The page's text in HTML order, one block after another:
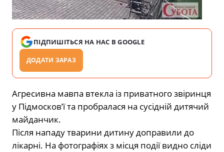
ПІДПИШІТЬСЯ НА НАС В GOOGLE
ДОДАТИ ЗАРАЗ
Агресивна мавпа втекла із приватного звіринця
у Підмосков’ї та пробралася на сусідній дитячий
майданчик.
Після нападу тварини дитину доправили до
лікарні. На фотографіях з місця події видно сліди